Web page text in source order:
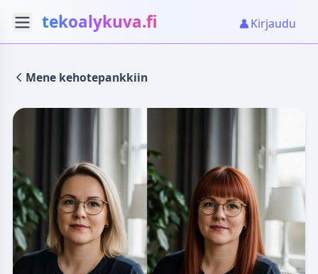
tekoalykuva.fi Kirjaudu
Mene kehotepankkiin